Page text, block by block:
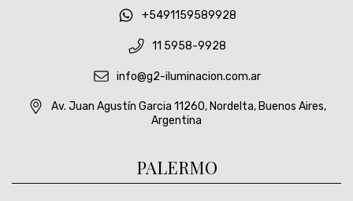
+5491159589928
11 5958-9928
info@g2-iluminacion.com.ar
Av. Juan Agustín Garcia 11260, Nordelta, Buenos Aires,
Argentina
PALERMO